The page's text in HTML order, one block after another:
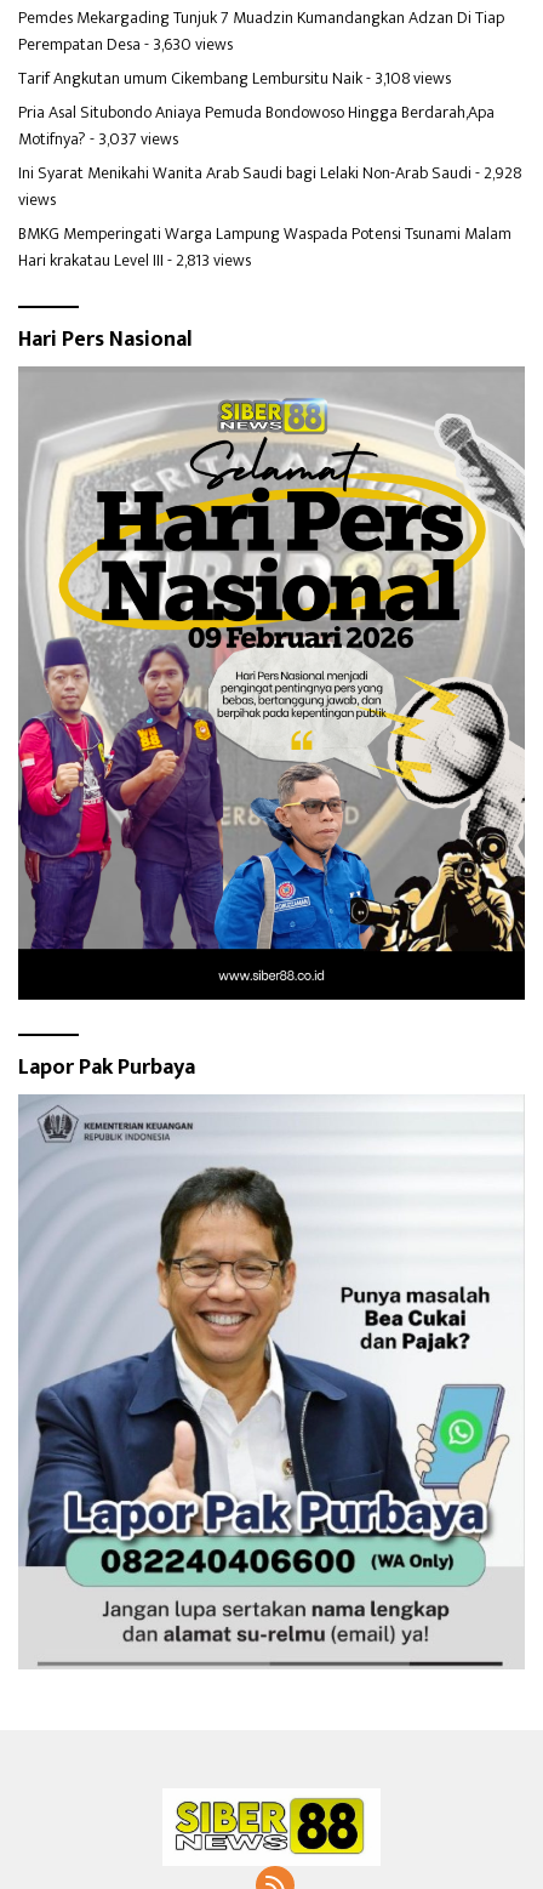
Pemdes Mekargading Tunjuk 7 Muadzin Kumandangkan Adzan Di Tiap
Perempatan Desa- 3,630 views
Tarif Angkutan umum Cikembang Lembursitu Naik- 3,108 views
Pria Asal Situbondo Aniaya Pemuda Bondowoso Hingga Berdarah,Apa
Motifnya?- 3,037 views
Ini Syarat Menikahi Wanita Arab Saudi bagi Lelaki Non-Arab Saudi- 2,928
views
BMKG Memperingati Warga Lampung Waspada Potensi Tsunami Malam
Hari krakatau Level III- 2,813 views
Hari Pers Nasional
Lapor Pak Purbaya